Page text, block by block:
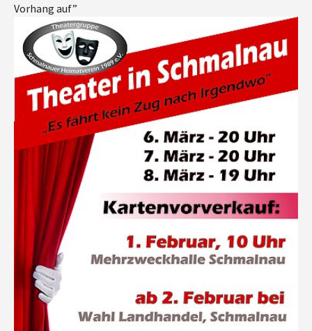
Vorhang auf”